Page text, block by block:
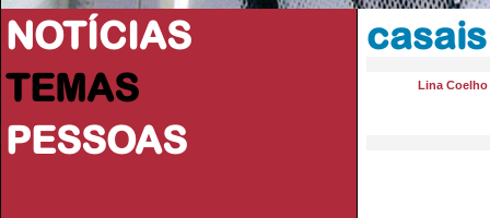
NOTÍCIAS
TEMAS
PESSOAS
Lina Coelho